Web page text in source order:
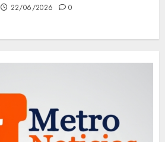
22/06/2026 0